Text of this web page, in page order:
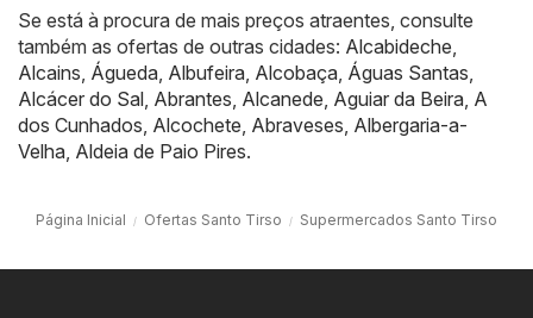
Se está à procura de mais preços atraentes, consulte
também as ofertas de outras cidades: Alcabideche,
Alcains, Águeda, Albufeira, Alcobaça, Águas Santas,
Alcácer do Sal, Abrantes, Alcanede, Aguiar da Beira, A
dos Cunhados, Alcochete, Abraveses, Albergaria-a-
Velha, Aldeia de Paio Pires.
Página Inicial Ofertas Santo Tirso Supermercados Santo Tirso